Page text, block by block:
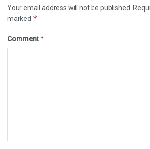
Your email address will not be published.
marked *
Comment*